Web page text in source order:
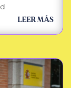
LEER MÁS